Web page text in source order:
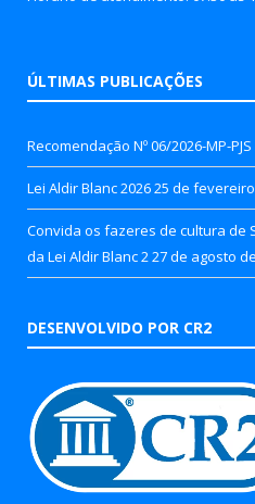
ÚLTIMAS PUBLICAÇÕES
Recomendação Nº 06/2026-MP-PJS
Lei Aldir Blanc 202625 de
Convida os fazeres de cultura de
da Lei Aldir Blanc 227 de agosto
DESENVOLVIDO POR CR2